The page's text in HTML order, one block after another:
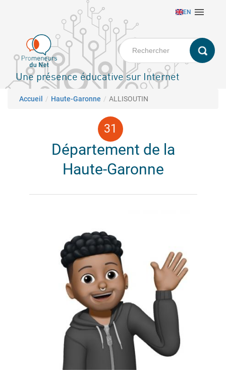
principal
EN 
Une présence éducative sur Internet
Fil d'Ariane
Accueil Haute-Garonne ALLISOUTIN
Département de la
Haute-Garonne